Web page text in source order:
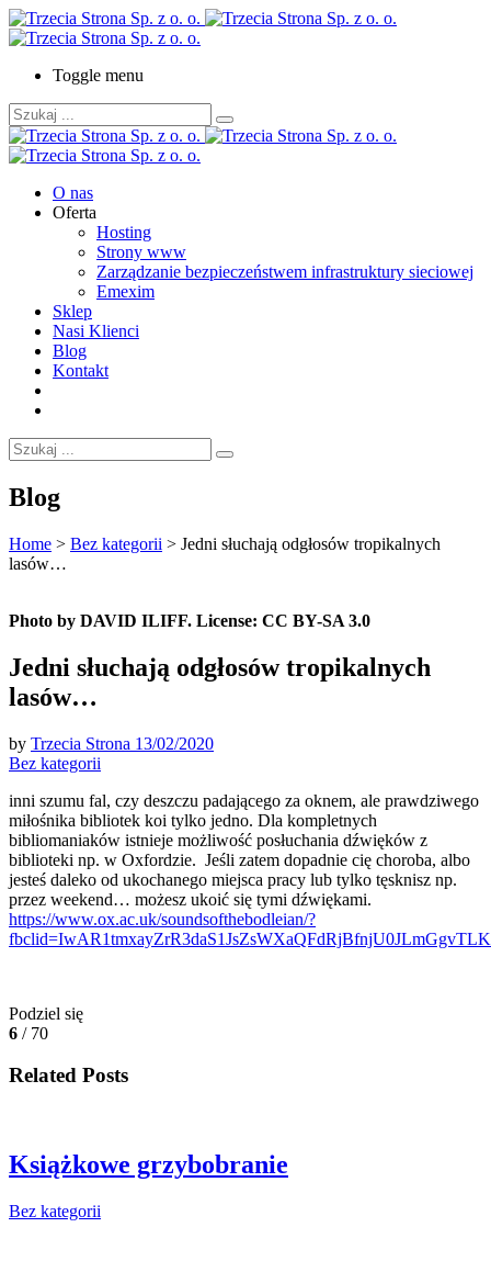
Toggle menu
O nas
Oferta
Hosting
Strony www
Zarządzanie bezpieczeństwem infrastruktury sieciowej
Emexim
Sklep
Nasi Klienci
Blog
Kontakt
Blog
Home > Bez kategorii > Jedni słuchają odgłosów tropikalnych
lasów…
Photo by DAVID ILIFF. License: CC BY-SA 3.0
Jedni słuchają odgłosów tropikalnych
lasów…
by Trzecia Strona 13/02/2020
Bez kategorii
inni szumu fal, czy deszczu padającego za oknem, ale prawdziwego
miłośnika bibliotek koi tylko jedno. Dla kompletnych
bibliomaniaków istnieje możliwość posłuchania dźwięków z
biblioteki np. w Oxfordzie. Jeśli zatem dopadnie cię choroba, albo
jesteś daleko od ukochanego miejsca pracy lub tylko tęsknisz np.
przez weekend… możesz ukoić się tymi dźwiękami.
https://www.ox.ac.uk/soundsofthebodleian/?
Podziel się
6 / 70
Related Posts
Książkowe grzybobranie
Bez kategorii